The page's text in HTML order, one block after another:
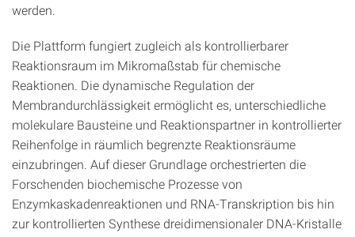
werden.
Die Plattform fungiert zugleich als kontrollierbarer
Reaktionsraum im Mikromaßstab für chemische
Reaktionen. Die dynamische Regulation der
Membrandurchlässigkeit ermöglicht es, unterschiedliche
molekulare Bausteine und Reaktionspartner in kontrollierter
Reihenfolge in räumlich begrenzte Reaktionsräume
einzubringen. Auf dieser Grundlage orchestrierten die
Forschenden biochemische Prozesse von
Enzymkaskadenreaktionen und RNA-Transkription bis hin
zur kontrollierten Synthese dreidimensionaler DNA-Kristalle